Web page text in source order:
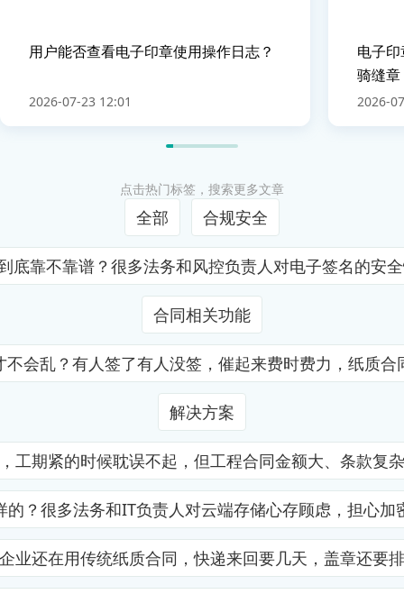
用户能否查看电子印章使用操作日志？
2026-07-23 12:01
电子
骑缝章
2026-
点击热门标签，搜索更多文章
全部 合规安全
靠不靠谱？很多法务和风控负责人对电子签名的
合同相关功能
会乱？有人签了有人没签，催起来费时费力，纸质
解决方案
期紧的时候耽误不起，但工程合同金额大、条款
很多法务和IT负责人对云端存储心存顾虑，担
还在用传统纸质合同，快递来回要几天，盖章还